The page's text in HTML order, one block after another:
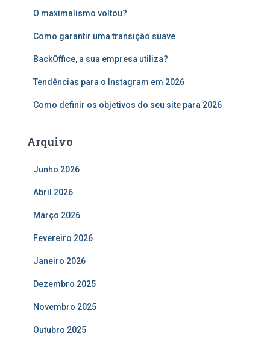
O maximalismo voltou?
Como garantir uma transição suave
BackOffice, a sua empresa utiliza?
Tendências para o Instagram em 2026
Como definir os objetivos do seu site para 2026
Arquivo
Junho 2026
Abril 2026
Março 2026
Fevereiro 2026
Janeiro 2026
Dezembro 2025
Novembro 2025
Outubro 2025